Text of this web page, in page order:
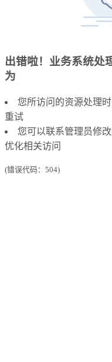
出错啦！业务系统处
为
您所访问的资源处理
重试
您可以联系管理员修
优化相关访问
(错误代码：504)